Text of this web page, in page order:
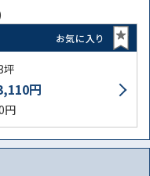
お気に入り
坪
円
円